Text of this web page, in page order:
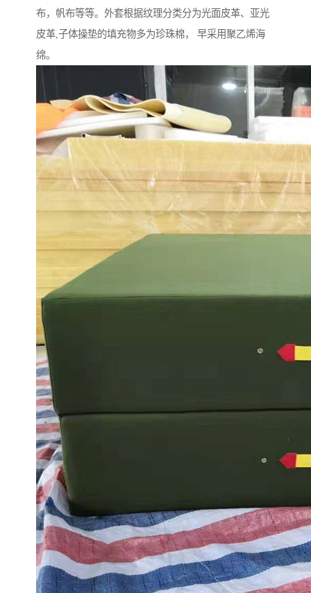
布，帆布等等。外套根据纹理分类分为光面皮革、亚光
皮革,子体操垫的填充物多为珍珠棉， 早采用聚乙烯海
绵。